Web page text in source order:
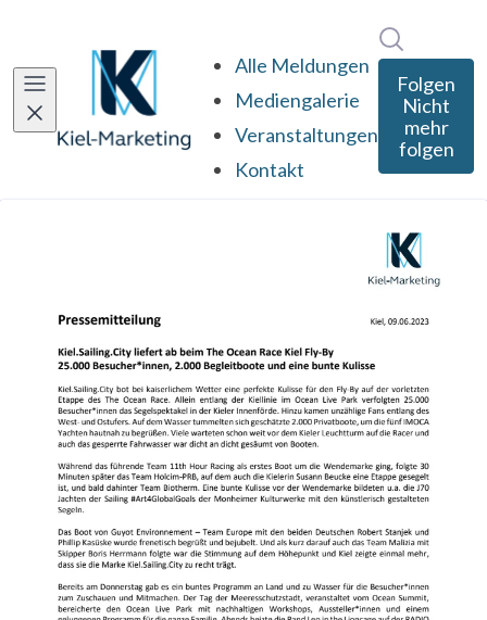
Alle Meldungen
Mediengalerie
Veranstaltungen
Kontakt
Folgen
Nicht
mehr
folgen